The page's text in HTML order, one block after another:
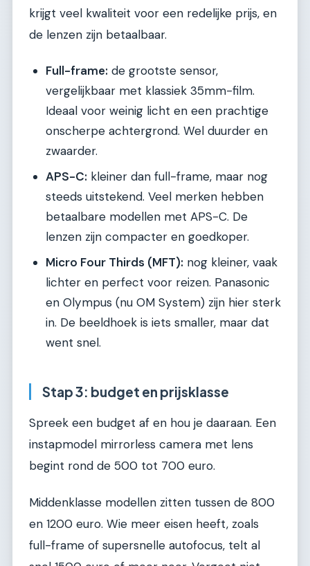
krijgt veel kwaliteit voor een redelijke prijs, en
de lenzen zijn betaalbaar.
Full-frame: de grootste sensor,
vergelijkbaar met klassiek 35mm-film.
Ideaal voor weinig licht en een prachtige
onscherpe achtergrond. Wel duurder en
zwaarder.
APS-C: kleiner dan full-frame, maar nog
steeds uitstekend. Veel merken hebben
betaalbare modellen met APS-C. De
lenzen zijn compacter en goedkoper.
Micro Four Thirds (MFT): nog kleiner, vaak
lichter en perfect voor reizen. Panasonic
en Olympus (nu OM System) zijn hier sterk
in. De beeldhoek is iets smaller, maar dat
went snel.
Stap 3: budget en prijsklasse
Spreek een budget af en hou je daaraan. Een
instapmodel mirrorless camera met lens
begint rond de 500 tot 700 euro.
Middenklasse modellen zitten tussen de 800
en 1200 euro. Wie meer eisen heeft, zoals
full-frame of supersnelle autofocus, telt al